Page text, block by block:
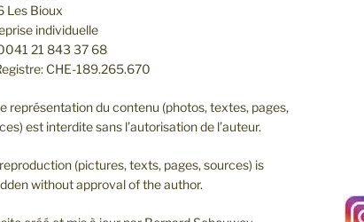
Les Bioux
individuelle
21 843 37 68
CHE-189.265.670
représentation du contenu (photos, textes, pages,
est interdite sans l’autorisation de l’auteur.
(pictures, texts, pages, sources) is
without approval of the author.